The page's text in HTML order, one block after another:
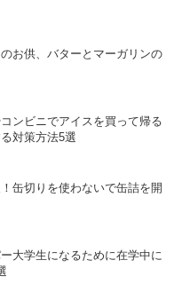
お供、バターとマーガリンの
ンビニでアイスを買って帰る
対策方法5選
缶切りを使わないで缶詰を開
大学生になるために在学中に